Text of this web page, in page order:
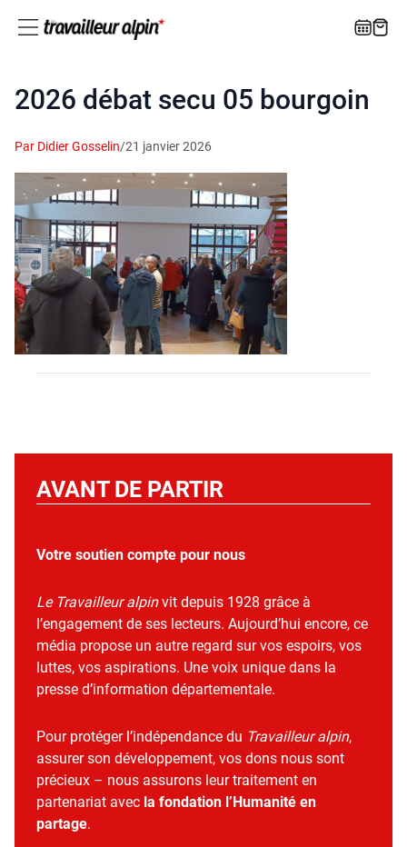
2026 débat secu 05 bourgoin
Par Didier Gosselin/21 janvier 2026
AVANT DE PARTIR
Votre soutien compte pour nous
Le Travailleur alpinvit depuis 1928 grâce à
l’engagement de ses lecteurs. Aujourd’hui encore, ce
média propose un autre regard sur vos espoirs, vos
luttes, vos aspirations. Une voix unique dans la
presse d’information départementale.
Pour protéger l’indépendance du Travailleur alpin,
assurer son développement, vos dons nous sont
précieux – nous assurons leur traitement en
partenariat avec la fondation l’Humanité en
partage.